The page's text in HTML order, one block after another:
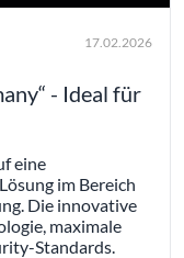
17.02.2026
- Ideal für
eine
im Bereich
Die innovative
maximale
Standards.